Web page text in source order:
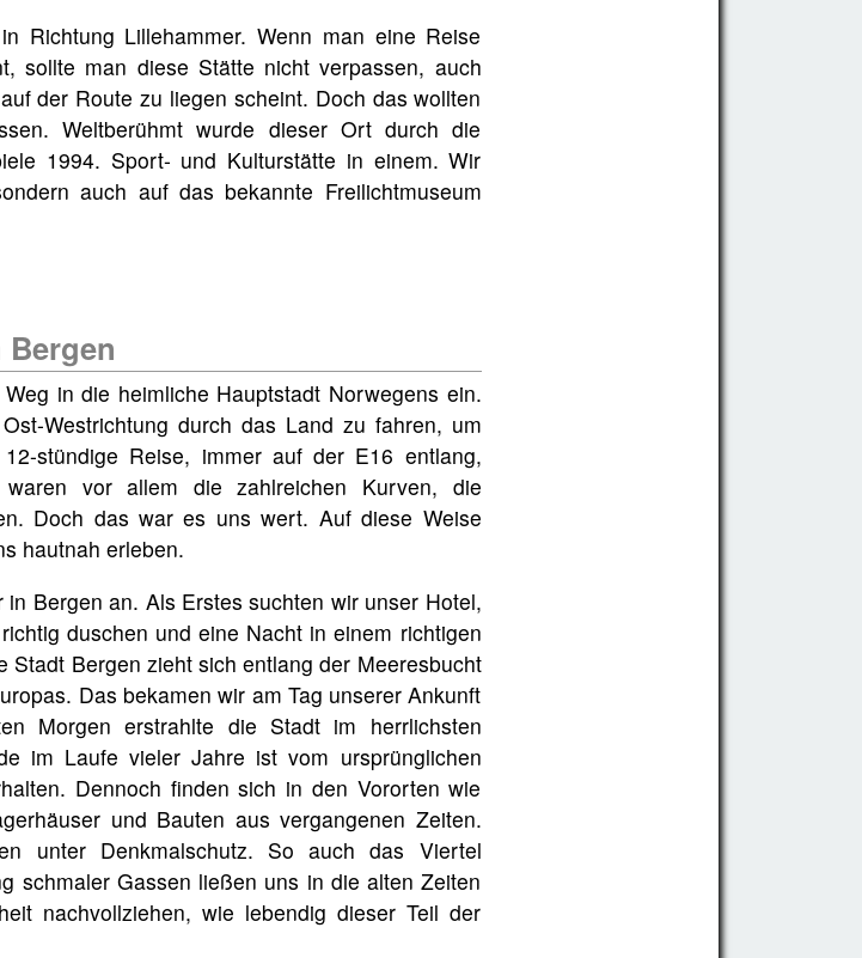
Richtung Lillehammer. Wenn man eine Reise
sollte man diese Stätte nicht verpassen, auch
der Route zu liegen scheint. Doch das wollten
Weltberühmt wurde dieser Ort durch die
1994. Sport- und Kulturstätte in einem. Wir
auch auf das bekannte Freilichtmuseum
in die heimliche Hauptstadt Norwegens ein.
Westrichtung durch das Land zu fahren, um
stündige Reise, immer auf der E16 entlang,
vor allem die zahlreichen Kurven, die
Doch das war es uns wert. Auf diese Weise
hautnah erleben.
Bergen an. Als Erstes suchten wir unser Hotel,
duschen und eine Nacht in einem richtigen
Stadt Bergen zieht sich entlang der Meeresbucht
Das bekamen wir am Tag unserer Ankunft
Morgen erstrahlte die Stadt im herrlichsten
im Laufe vieler Jahre ist vom ursprünglichen
Dennoch finden sich in den Vororten wie
und Bauten aus vergangenen Zeiten.
unter Denkmalschutz. So auch das Viertel
schmaler Gassen ließen uns in die alten Zeiten
nachvollziehen, wie lebendig dieser Teil der